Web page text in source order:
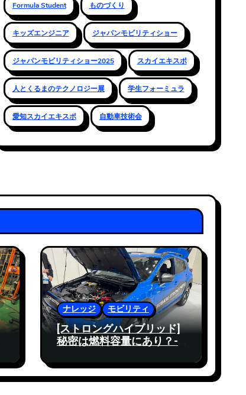
Formula Student ものづくり
キッズエンジニア ジャパンモビリティショー
ジャパンモビリティショー2025 スカイエキスポ
人とくるまのテクノロジー展 学生フォーミュラ
愛知スカイエキスポ 自動車技術会
ナレッジ モビリティ
[ストロングハイブリッド]
秘密は燃料容量にあり？-